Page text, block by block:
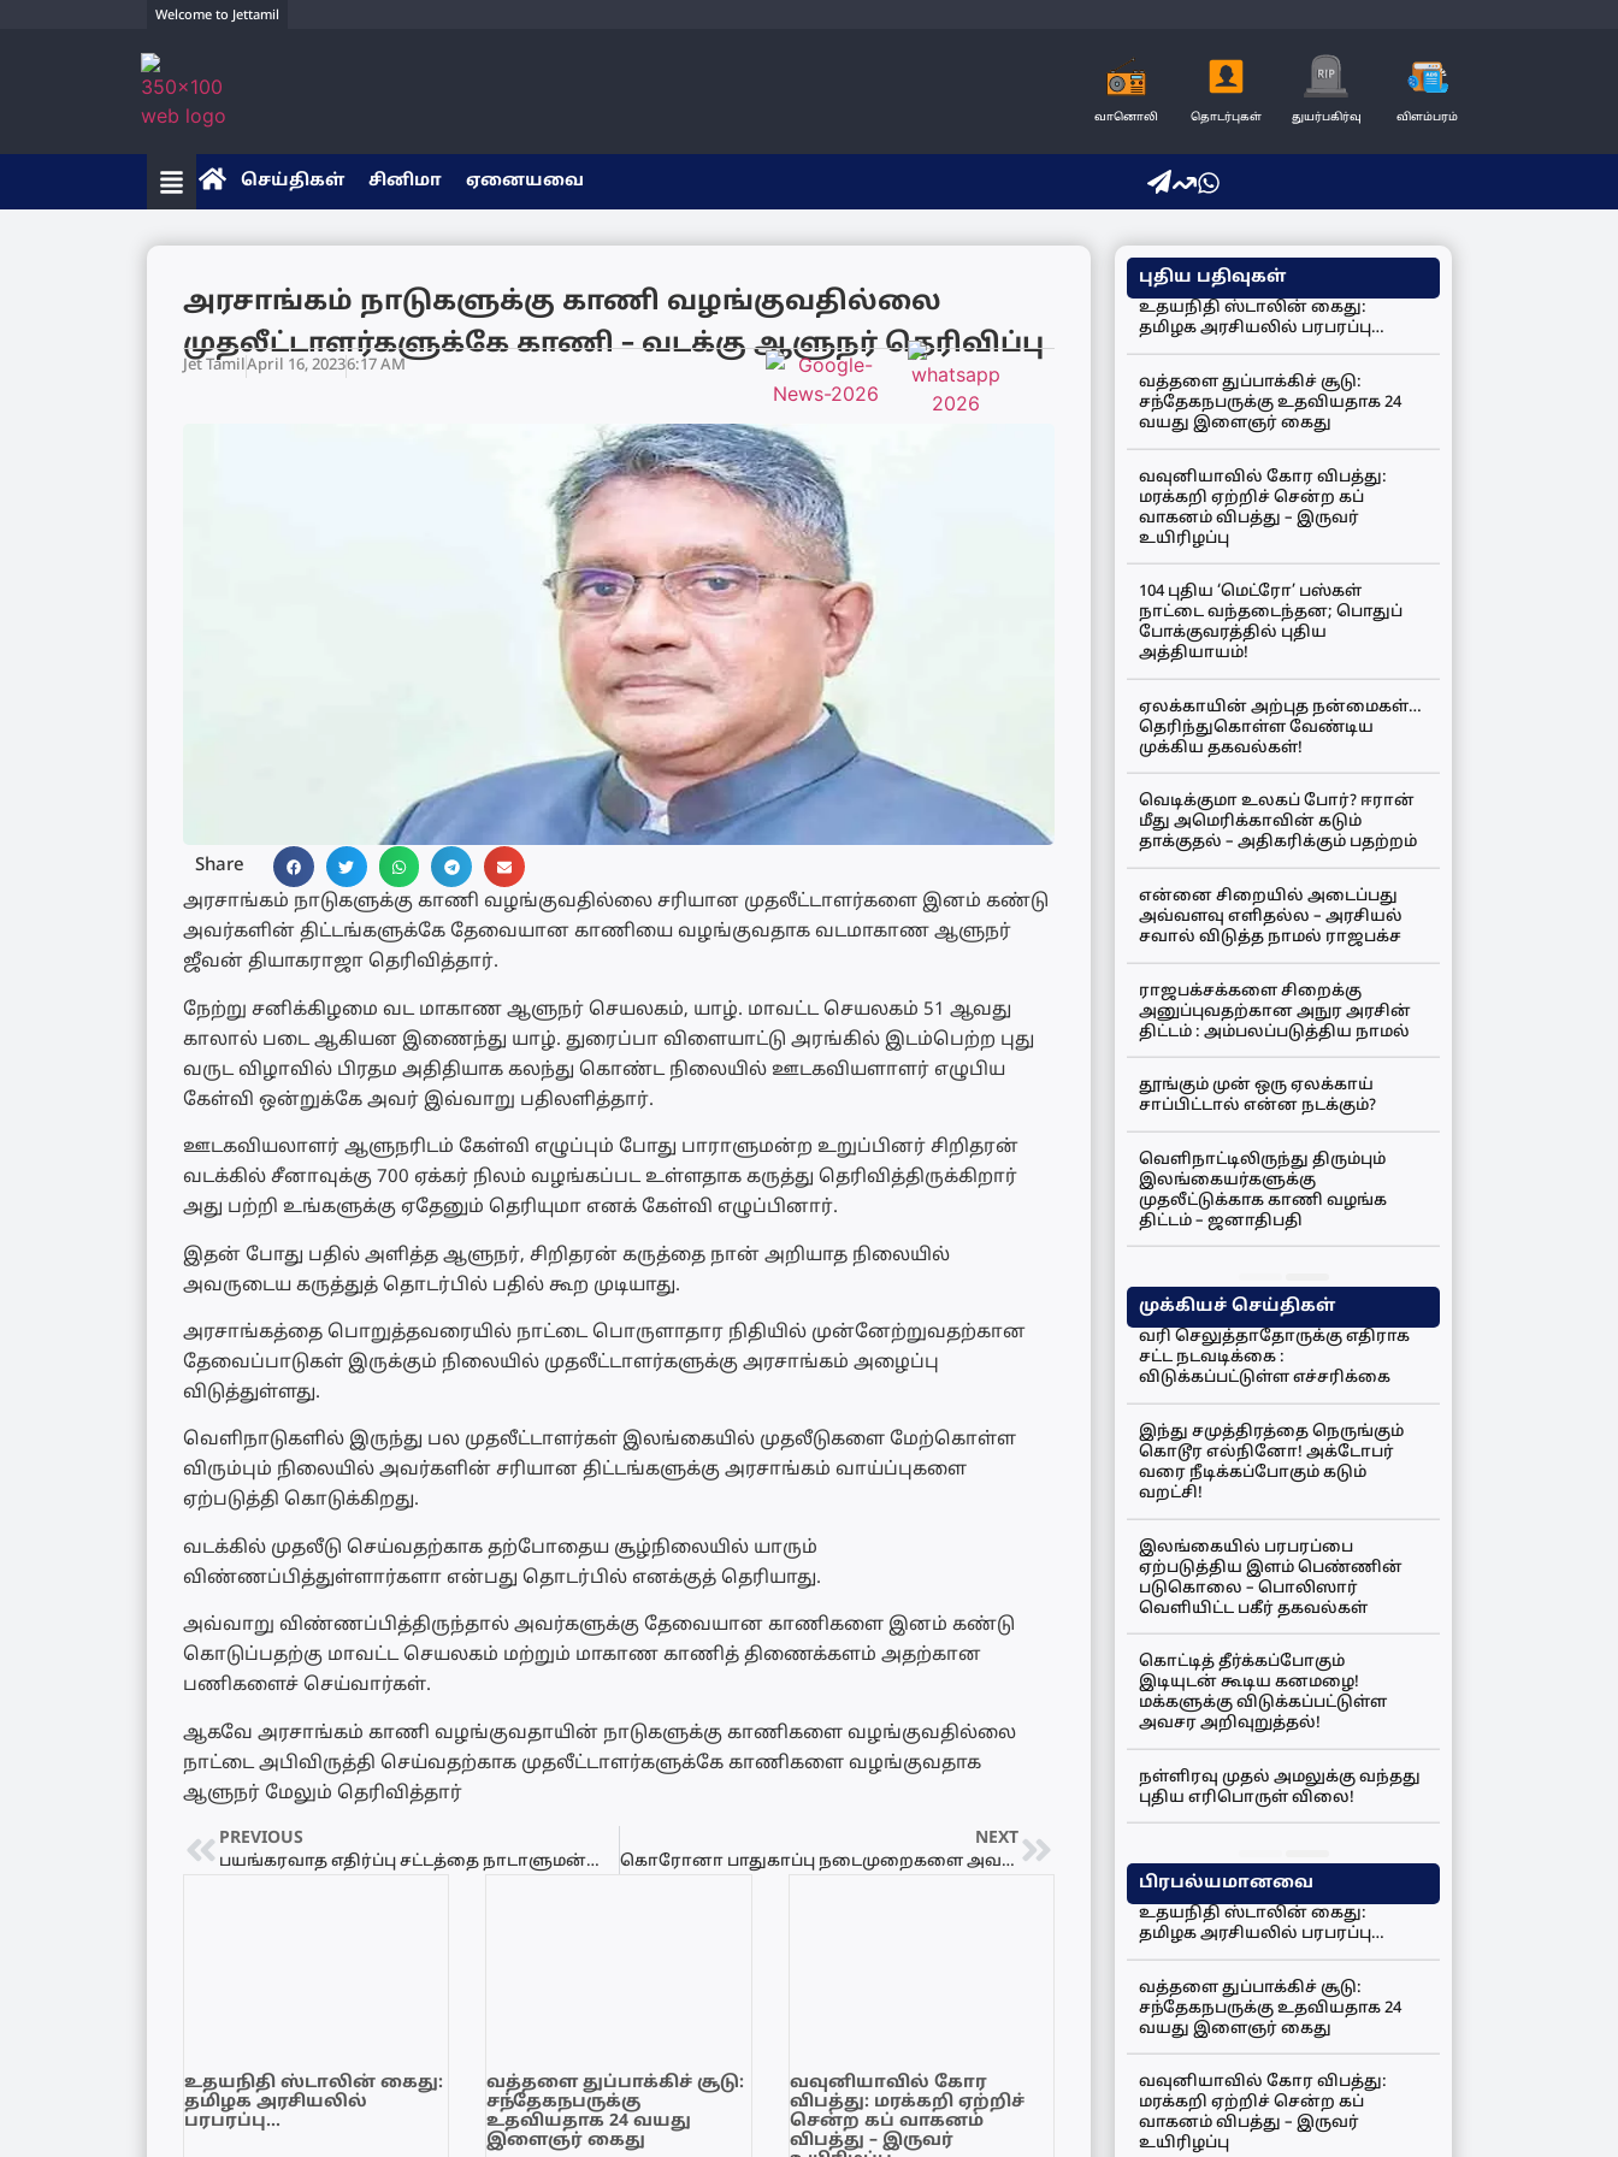
Welcome to Jettamil
வானொலி தொடர்புகள் துயர்பகிர்வு விளம்பரம்
செய்திகள் சினிமா ஏனையவை
அரசாங்கம் நாடுகளுக்கு காணி வழங்குவதில்லை
முதலீட்டாளர்களுக்கே காணி – வடக்கு ஆளுநர் தெரிவிப்பு
Jet TamilApril 16, 20236:17 AM
Share
அரசாங்கம் நாடுகளுக்கு காணி வழங்குவதில்லை சரியான முதலீட்டாளர்களை இனம் கண்டு
அவர்களின் திட்டங்களுக்கே தேவையான காணியை வழங்குவதாக வடமாகாண ஆளுநர்
ஜீவன் தியாகராஜா தெரிவித்தார்.
நேற்று சனிக்கிழமை வட மாகாண ஆளுநர் செயலகம், யாழ். மாவட்ட செயலகம் 51 ஆவது
காலால் படை ஆகியன இணைந்து யாழ். துரைப்பா விளையாட்டு அரங்கில் இடம்பெற்ற புது
வருட விழாவில் பிரதம அதிதியாக கலந்து கொண்ட நிலையில் ஊடகவியளாளர் எழுபிய
கேள்வி ஒன்றுக்கே அவர் இவ்வாறு பதிலளித்தார்.
ஊடகவியலாளர் ஆளுநரிடம் கேள்வி எழுப்பும் போது பாராளுமன்ற உறுப்பினர் சிறிதரன்
வடக்கில் சீனாவுக்கு 700 ஏக்கர் நிலம் வழங்கப்பட உள்ளதாக கருத்து தெரிவித்திருக்கிறார்
அது பற்றி உங்களுக்கு ஏதேனும் தெரியுமா எனக் கேள்வி எழுப்பினார்.
இதன் போது பதில் அளித்த ஆளுநர், சிறிதரன் கருத்தை நான் அறியாத நிலையில்
அவருடைய கருத்துத் தொடர்பில் பதில் கூற முடியாது.
அரசாங்கத்தை பொறுத்தவரையில் நாட்டை பொருளாதார நிதியில் முன்னேற்றுவதற்கான
தேவைப்பாடுகள் இருக்கும் நிலையில் முதலீட்டாளர்களுக்கு அரசாங்கம் அழைப்பு
விடுத்துள்ளது.
வெளிநாடுகளில் இருந்து பல முதலீட்டாளர்கள் இலங்கையில் முதலீடுகளை மேற்கொள்ள
விரும்பும் நிலையில் அவர்களின் சரியான திட்டங்களுக்கு அரசாங்கம் வாய்ப்புகளை
ஏற்படுத்தி கொடுக்கிறது.
வடக்கில் முதலீடு செய்வதற்காக தற்போதைய சூழ்நிலையில் யாரும்
விண்ணப்பித்துள்ளார்களா என்பது தொடர்பில் எனக்குத் தெரியாது.
அவ்வாறு விண்ணப்பித்திருந்தால் அவர்களுக்கு தேவையான காணிகளை இனம் கண்டு
கொடுப்பதற்கு மாவட்ட செயலகம் மற்றும் மாகாண காணித் திணைக்களம் அதற்கான
பணிகளைச் செய்வார்கள்.
ஆகவே அரசாங்கம் காணி வழங்குவதாயின் நாடுகளுக்கு காணிகளை வழங்குவதில்லை
நாட்டை அபிவிருத்தி செய்வதற்காக முதலீட்டாளர்களுக்கே காணிகளை வழங்குவதாக
ஆளுநர் மேலும் தெரிவித்தார்
PREVIOUS
பயங்கரவாத எதிர்ப்பு சட்டத்தை நாடாளுமன்றில் தோற்கடியுங்கள்- கிளிநொச்சி பிரஜைகள் குழு – Video
NEXT
கொரோனா பாதுகாப்பு நடைமுறைகளை அவசியம் பின்பற்றுங்கள் – யமுனானந்தா : Video
உதயநிதி ஸ்டாலின் கைது:
தமிழக அரசியலில்
பரபரப்பு…
வத்தளை துப்பாக்கிச் சூடு:
சந்தேகநபருக்கு
உதவியதாக 24 வயது
இளைஞர் கைது
வவுனியாவில் கோர
விபத்து: மரக்கறி ஏற்றிச்
சென்ற கப் வாகனம்
விபத்து – இருவர்
புதிய பதிவுகள்
உதயநிதி ஸ்டாலின் கைது:
தமிழக அரசியலில் பரபரப்பு…
வத்தளை துப்பாக்கிச் சூடு:
சந்தேகநபருக்கு உதவியதாக 24
வயது இளைஞர் கைது
வவுனியாவில் கோர விபத்து:
மரக்கறி ஏற்றிச் சென்ற கப்
வாகனம் விபத்து – இருவர்
உயிரிழப்பு
104 புதிய ‘மெட்ரோ’ பஸ்கள்
நாட்டை வந்தடைந்தன; பொதுப்
போக்குவரத்தில் புதிய
அத்தியாயம்!
ஏலக்காயின் அற்புத நன்மைகள்…
தெரிந்துகொள்ள வேண்டிய
முக்கிய தகவல்கள்!
வெடிக்குமா உலகப் போர்? ஈரான்
மீது அமெரிக்காவின் கடும்
தாக்குதல் – அதிகரிக்கும் பதற்றம்
என்னை சிறையில் அடைப்பது
அவ்வளவு எளிதல்ல – அரசியல்
சவால் விடுத்த நாமல் ராஜபக்ச
ராஜபக்சக்களை சிறைக்கு
அனுப்புவதற்கான அநுர அரசின்
திட்டம் : அம்பலப்படுத்திய நாமல்
தூங்கும் முன் ஒரு ஏலக்காய்
சாப்பிட்டால் என்ன நடக்கும்?
வெளிநாட்டிலிருந்து திரும்பும்
இலங்கையர்களுக்கு
முதலீட்டுக்காக காணி வழங்க
திட்டம் – ஜனாதிபதி
முக்கியச் செய்திகள்
வரி செலுத்தாதோருக்கு எதிராக
சட்ட நடவடிக்கை :
விடுக்கப்பட்டுள்ள எச்சரிக்கை
இந்து சமுத்திரத்தை நெருங்கும்
கொடூர எல்நினோ! அக்டோபர்
வரை நீடிக்கப்போகும் கடும்
வறட்சி!
இலங்கையில் பரபரப்பை
ஏற்படுத்திய இளம் பெண்ணின்
படுகொலை – பொலிஸார்
வெளியிட்ட பகீர் தகவல்கள்
கொட்டித் தீர்க்கப்போகும்
இடியுடன் கூடிய கனமழை!
மக்களுக்கு விடுக்கப்பட்டுள்ள
அவசர அறிவுறுத்தல்!
நள்ளிரவு முதல் அமலுக்கு வந்தது
புதிய எரிபொருள் விலை!
பிரபல்யமானவை
உதயநிதி ஸ்டாலின் கைது:
தமிழக அரசியலில் பரபரப்பு…
வத்தளை துப்பாக்கிச் சூடு:
சந்தேகநபருக்கு உதவியதாக 24
வயது இளைஞர் கைது
வவுனியாவில் கோர விபத்து:
மரக்கறி ஏற்றிச் சென்ற கப்
வாகனம் விபத்து – இருவர்
உயிரிழப்பு